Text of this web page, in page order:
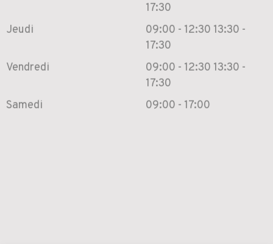
17:30
Jeudi
09:00 - 12:30 13:30 -
17:30
Vendredi
09:00 - 12:30 13:30 -
17:30
Samedi
09:00 - 17:00